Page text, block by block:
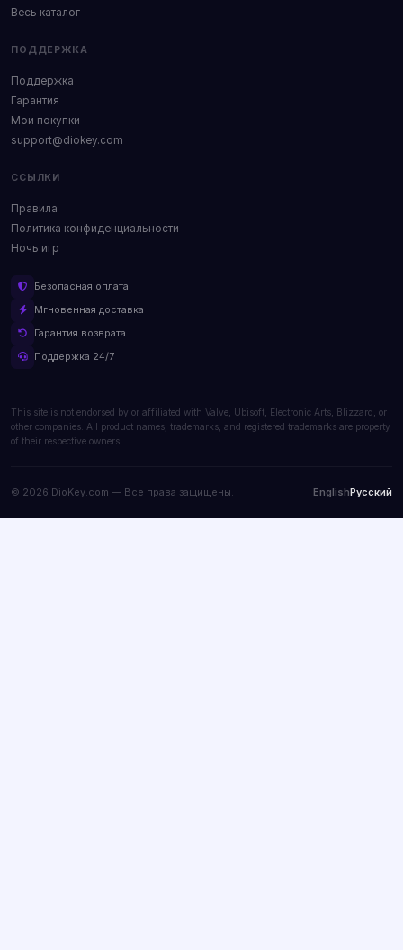
Весь каталог
ПОДДЕРЖКА
Поддержка
Гарантия
Мои покупки
support@diokey.com
ССЫЛКИ
Правила
Политика конфиденциальности
Ночь игр
Безопасная оплата
Мгновенная доставка
Гарантия возврата
Поддержка 24/7
This site is not endorsed by or affiliated with Valve, Ubisoft, Electronic Arts, Blizzard, or
other companies. All product names, trademarks, and registered trademarks are property
of their respective owners.
© 2026 DioKey.com — Все права защищены. EnglishРусский